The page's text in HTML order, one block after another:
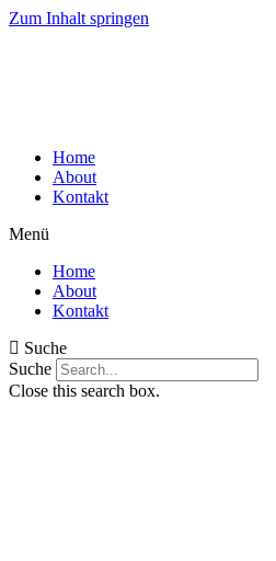
Zum Inhalt springen
Home
About
Kontakt
Menü
Home
About
Kontakt
Suche
Suche
Close this search box.